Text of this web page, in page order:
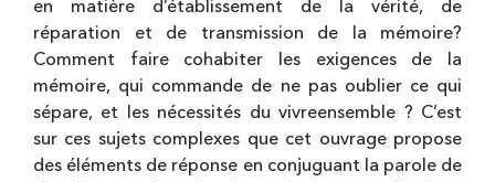
en matière d’établissement de la vérité, de
réparation et de transmission de la mémoire?
Comment faire cohabiter les exigences de la
mémoire, qui commande de ne pas oublier ce qui
sépare, et les nécessités du vivreensemble ? C’est
sur ces sujets complexes que cet ouvrage propose
des éléments de réponse en conjuguant la parole de